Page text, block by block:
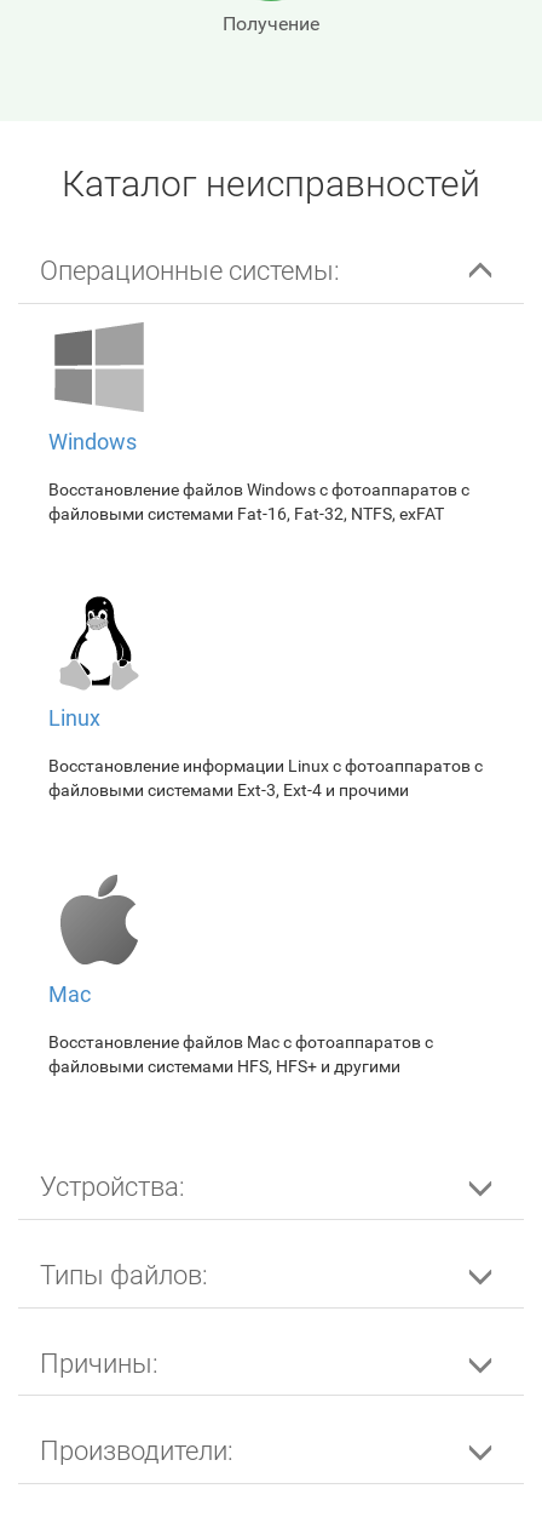
Получение
Каталог неисправностей
Операционные системы:
Windows
Восстановление файлов Windows с фотоаппаратов с
файловыми системами Fat-16, Fat-32, NTFS, exFAT
Linux
Восстановление информации Linux с фотоаппаратов с
файловыми системами Ext-3, Ext-4 и прочими
Mac
Восстановление файлов Mac с фотоаппаратов с
файловыми системами HFS, HFS+ и другими
Устройства:
Типы файлов:
Причины:
Производители: